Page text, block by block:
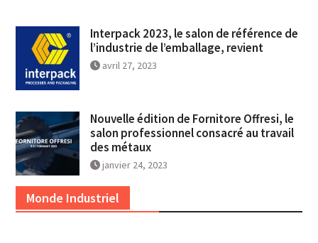
Interpack 2023, le salon de référence de
l’industrie de l’emballage, revient
avril 27, 2023
Nouvelle édition de Fornitore Offresi, le
salon professionnel consacré au travail
des métaux
janvier 24, 2023
Monde Industriel